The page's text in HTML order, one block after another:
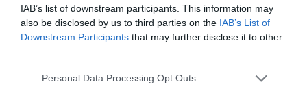
IAB’s list of downstream participants. This information may
also be disclosed by us to third parties on the IAB’s List of
Downstream Participants that may further disclose it to other
Please note that this website/app uses one or more Google
Personal Data Processing Opt Outs
αυτά τα 5
που οι beauty lovers